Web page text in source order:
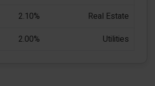
Real Estate
2.10%
Utilities
2.00%